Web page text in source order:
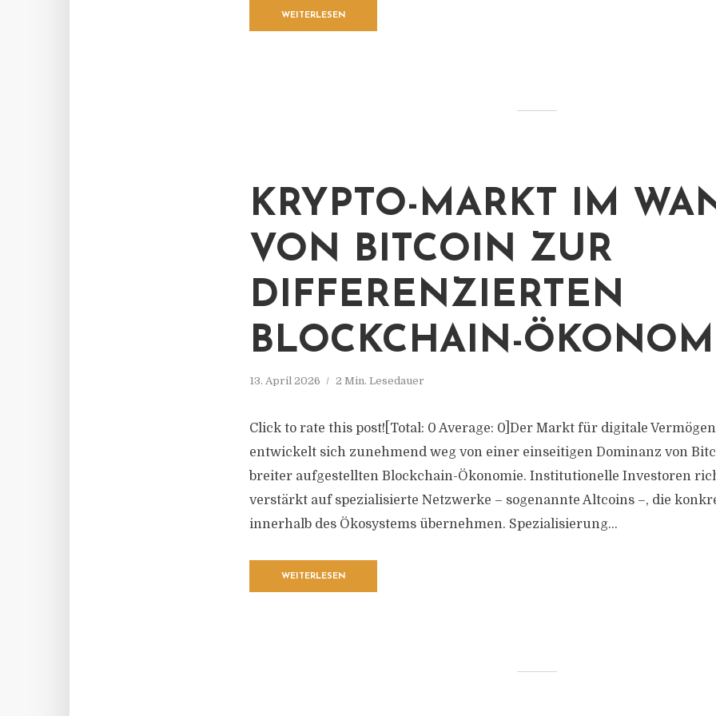
WEITERLESEN
KRYPTO-MARKT IM
VON BITCOIN ZUR
DIFFERENZIERTEN
BLOCKCHAIN-
13. April 2026 2 Min. Lesedauer
Click to rate this post![Total: 0 Average: 0]Der Markt für digitale
entwickelt sich zunehmend weg von einer einseitigen Dominanz von
breiter aufgestellten Blockchain-Ökonomie. Institutionelle Investoren
verstärkt auf spezialisierte Netzwerke – sogenannte Altcoins –, die
innerhalb des Ökosystems übernehmen. Spezialisierung...
WEITERLESEN